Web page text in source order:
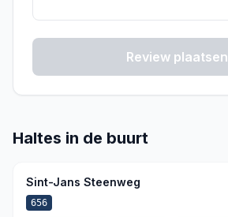
Review plaatsen
Haltes in de buurt
Sint-Jans Steenweg
656